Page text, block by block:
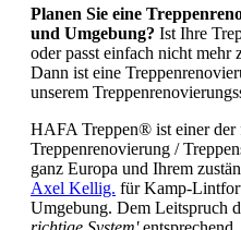
Planen Sie eine
und Umgebung? Ist Ihre
oder passt einfach nicht mehr
Dann ist eine
unserem
HAFA Treppen® ist einer der
Treppenrenovierung /
ganz Europa und Ihrem
Axel Kellig. für Kamp-
Umgebung. Dem Leitspruch